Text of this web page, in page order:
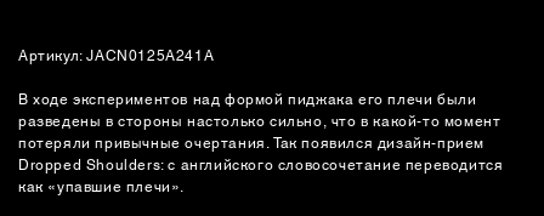
Артикул: JACN0125A241A
В ходе экспериментов над формой пиджака его плечи были
разведены в стороны настолько сильно, что в какой-то момент
потеряли привычные очертания. Так появился дизайн-прием
Dropped Shoulders: с английского словосочетание переводится
как «упавшие плечи».